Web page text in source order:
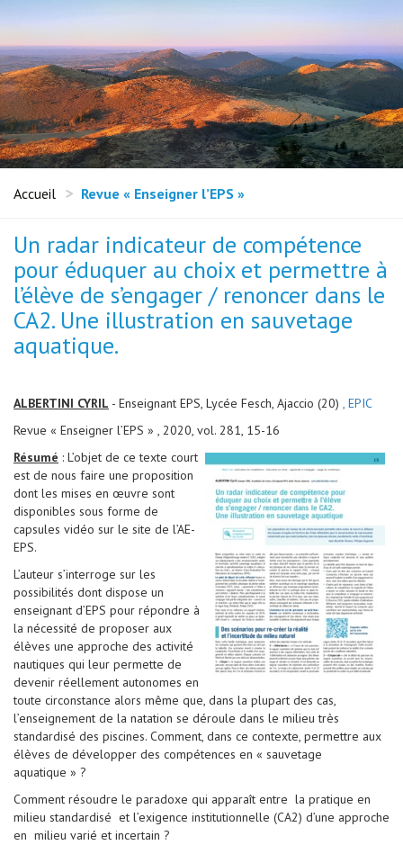
Accueil Revue « Enseigner l’EPS »
Un radar indicateur de compétence
pour éduquer au choix et permettre à
l’élève de s’engager / renoncer dans le
CA2. Une illustration en sauvetage
aquatique.
ALBERTINI CYRIL - Enseignant EPS, Lycée Fesch, Ajaccio (20) , EPIC
Revue « Enseigner l’EPS » , 2020, vol. 281, 15-16
Résumé : L’objet de ce texte court
est de nous faire une proposition
dont les mises en œuvre sont
disponibles sous forme de
capsules vidéo sur le site de l’AE-
EPS.
L’auteur s’interroge sur les
possibilités dont dispose un
enseignant d’EPS pour répondre à
la nécessité de proposer aux
élèves une approche des activité
nautiques qui leur permette de
devenir réellement autonomes en
toute circonstance alors même que, dans la plupart des cas,
l’enseignement de la natation se déroule dans le milieu très
standardisé des piscines. Comment, dans ce contexte, permettre aux
élèves de développer des compétences en « sauvetage
aquatique » ?
Comment résoudre le paradoxe qui apparaît entre la pratique en
milieu standardisé et l’exigence institutionnelle (CA2) d’une approche
en milieu varié et incertain ?